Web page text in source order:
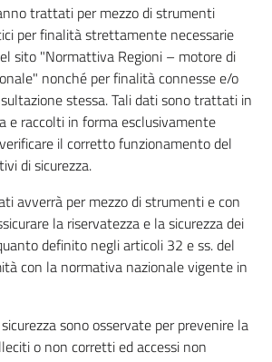
trattati per mezzo di strumenti
per finalità strettamente necessarie
sito "Normattiva Regioni – motore di
nonché per finalità connesse e/o
stessa. Tali dati sono trattati in
e raccolti in forma esclusivamente
il corretto funzionamento del
di sicurezza.
avverrà per mezzo di strumenti e con
la riservatezza e la sicurezza dei
definito negli articoli 32 e ss. del
con la normativa nazionale vigente in
sono osservate per prevenire la
o non corretti ed accessi non